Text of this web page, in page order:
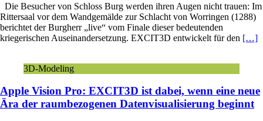
Die Besucher von Schloss Burg werden ihren Augen nicht trauen: Im
Rittersaal vor dem Wandgemälde zur Schlacht von Worringen (1288)
berichtet der Burgherr „live“ vom Finale dieser bedeutenden
kriegerischen Auseinandersetzung. EXCIT3D entwickelt für den […]
3D-Modeling
Apple Vision Pro: EXCIT3D ist dabei, wenn eine neue
Ära der raumbezogenen Datenvisualisierung beginnt